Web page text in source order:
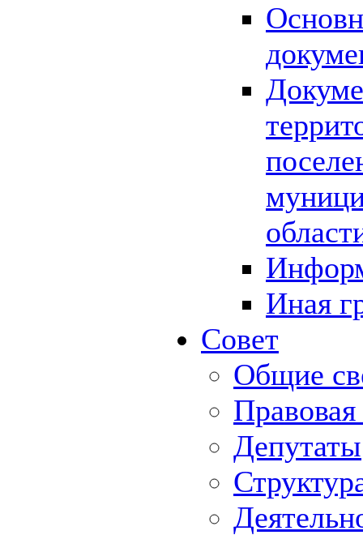
Иная
Совет
Общие
Правовая
Депутаты